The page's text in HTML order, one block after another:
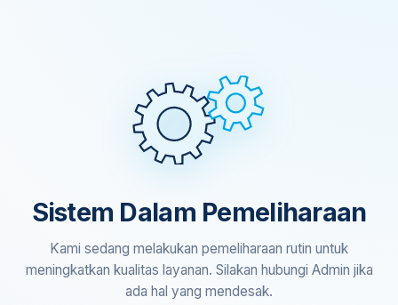
Sistem Dalam Pemeliharaan
Kami sedang melakukan pemeliharaan rutin untuk
meningkatkan kualitas layanan. Silakan hubungi Admin jika
ada hal yang mendesak.